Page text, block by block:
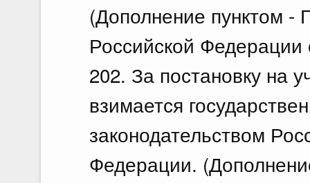
(Дополнение пунктом -
Российской
202. За постановку на
взимается
законодательством
Федерации.